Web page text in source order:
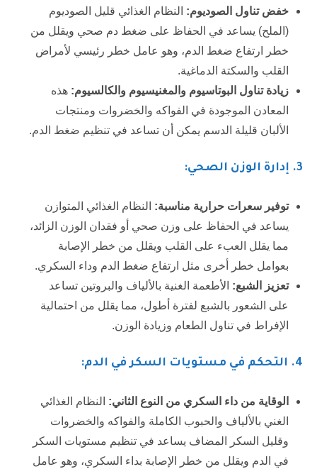
خفض تناول الصوديوم: النظام الغذائي قليل الصوديوم
(الملح) يساعد في الحفاظ على ضغط دم صحي ويقلل من
خطر ارتفاع ضغط الدم، وهو عامل خطر رئيسي لأمراض
القلب والسكتة الدماغية.
زيادة تناول البوتاسيوم والمغنيسيوم والكالسيوم: هذه
المعادن الموجودة في الفواكه والخضروات ومنتجات
الألبان قليلة الدسم يمكن أن تساعد في تنظيم ضغط الدم.
3. إدارة الوزن الصحي:
توفير سعرات حرارية مناسبة: النظام الغذائي المتوازن
يساعد في الحفاظ على وزن صحي أو فقدان الوزن الزائد،
مما يقلل العبء على القلب ويقلل من خطر الإصابة
بعوامل خطر أخرى مثل ارتفاع ضغط الدم وداء السكري.
تعزيز الشبع: الأطعمة الغنية بالألياف والبروتين تساعد
على الشعور بالشبع لفترة أطول، مما يقلل من احتمالية
الإفراط في تناول الطعام وزيادة الوزن.
4. التحكم في مستويات السكر في الدم:
الوقاية من داء السكري من النوع الثاني: النظام الغذائي
الغني بالألياف والحبوب الكاملة والفواكه والخضروات
وقليل السكر المضاف يساعد في تنظيم مستويات السكر
في الدم ويقلل من خطر الإصابة بداء السكري، وهو عامل